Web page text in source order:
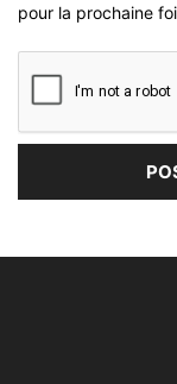
pour la prochaine